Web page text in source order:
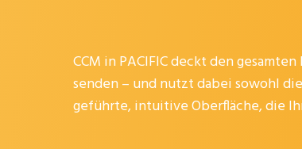
CCM in PACIFIC deckt den
senden – und nutzt dabei sowohl
geführte, intuitive Oberfläche, die